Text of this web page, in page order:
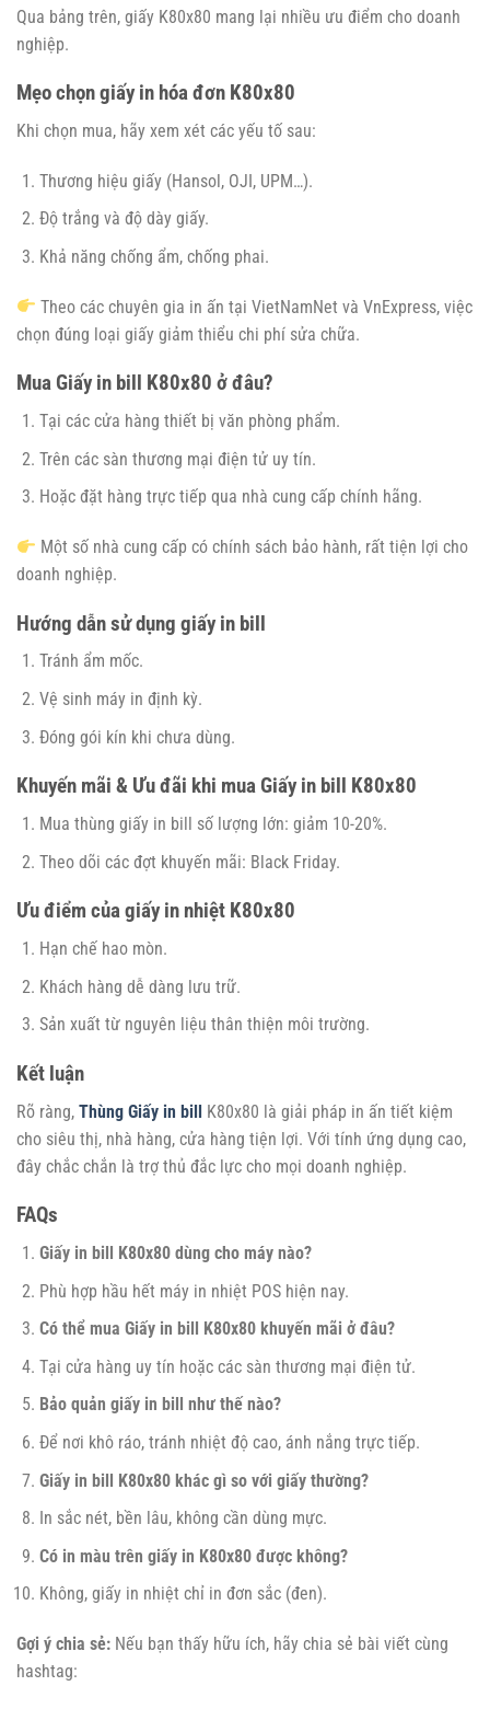
Qua bảng trên, giấy K80x80 mang lại nhiều ưu điểm cho doanh
nghiệp.
Mẹo chọn giấy in hóa đơn K80x80
Khi chọn mua, hãy xem xét các yếu tố sau:
Thương hiệu giấy (Hansol, OJI, UPM…).
Độ trắng và độ dày giấy.
Khả năng chống ẩm, chống phai.
Theo các chuyên gia in ấn tại VietNamNet và VnExpress, việc
chọn đúng loại giấy giảm thiểu chi phí sửa chữa.
Mua Giấy in bill K80x80 ở đâu?
Tại các cửa hàng thiết bị văn phòng phẩm.
Trên các sàn thương mại điện tử uy tín.
Hoặc đặt hàng trực tiếp qua nhà cung cấp chính hãng.
Một số nhà cung cấp có chính sách bảo hành, rất tiện lợi cho
doanh nghiệp.
Hướng dẫn sử dụng giấy in bill
Tránh ẩm mốc.
Vệ sinh máy in định kỳ.
Đóng gói kín khi chưa dùng.
Khuyến mãi & Ưu đãi khi mua Giấy in bill K80x80
Mua thùng giấy in bill số lượng lớn: giảm 10-20%.
Theo dõi các đợt khuyến mãi: Black Friday.
Ưu điểm của giấy in nhiệt K80x80
Hạn chế hao mòn.
Khách hàng dễ dàng lưu trữ.
Sản xuất từ nguyên liệu thân thiện môi trường.
Kết luận
Rõ ràng, Thùng Giấy in bill K80x80 là giải pháp in ấn tiết kiệm
cho siêu thị, nhà hàng, cửa hàng tiện lợi. Với tính ứng dụng cao,
đây chắc chắn là trợ thủ đắc lực cho mọi doanh nghiệp.
FAQs
Giấy in bill K80x80 dùng cho máy nào?
Phù hợp hầu hết máy in nhiệt POS hiện nay.
Có thể mua Giấy in bill K80x80 khuyến mãi ở đâu?
Tại cửa hàng uy tín hoặc các sàn thương mại điện tử.
Bảo quản giấy in bill như thế nào?
Để nơi khô ráo, tránh nhiệt độ cao, ánh nắng trực tiếp.
Giấy in bill K80x80 khác gì so với giấy thường?
In sắc nét, bền lâu, không cần dùng mực.
Có in màu trên giấy in K80x80 được không?
Không, giấy in nhiệt chỉ in đơn sắc (đen).
Gợi ý chia sẻ: Nếu bạn thấy hữu ích, hãy chia sẻ bài viết cùng
hashtag: